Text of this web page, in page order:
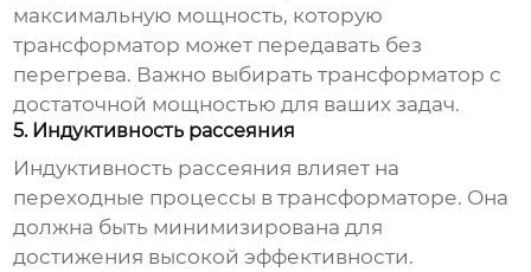
максимальную мощность, которую
трансформатор может передавать без
перегрева. Важно выбирать трансформатор с
достаточной мощностью для ваших задач.
5. Индуктивность рассеяния
Индуктивность рассеяния влияет на
переходные процессы в трансформаторе. Она
должна быть минимизирована для
достижения высокой эффективности.